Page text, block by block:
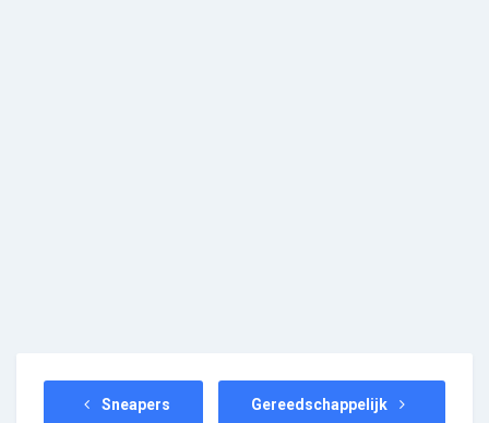
Sneapers Gereedschappelijk